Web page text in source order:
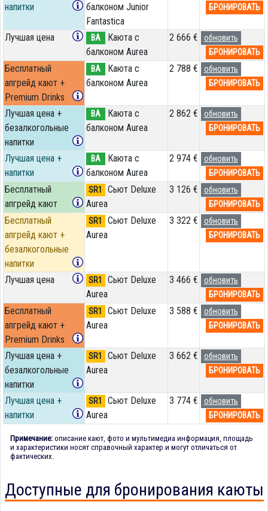
напитки
балконом Junior
Fantastica
БРОНИРОВАТЬ
Лучшая цена BA
Каюта с
балконом Aurea
2 666 €
обновить
БРОНИРОВАТЬ
Бесплатный
апгрейд кают +
Premium Drinks
BA
Каюта с
балконом Aurea
2 788 €
обновить
БРОНИРОВАТЬ
Лучшая цена +
безалкогольные
напитки
BA
Каюта с
балконом Aurea
2 862 €
обновить
БРОНИРОВАТЬ
Лучшая цена +
напитки
BA
Каюта с
балконом Aurea
2 974 €
обновить
БРОНИРОВАТЬ
Бесплатный
апгрейд кают
SR1
Сьют Deluxe
Aurea
3 126 €
обновить
БРОНИРОВАТЬ
Бесплатный
апгрейд кают +
безалкогольные
напитки
SR1
Сьют Deluxe
Aurea
3 322 €
обновить
БРОНИРОВАТЬ
Лучшая цена SR1
Сьют Deluxe
Aurea
3 466 €
обновить
БРОНИРОВАТЬ
Бесплатный
апгрейд кают +
Premium Drinks
SR1
Сьют Deluxe
Aurea
3 588 €
обновить
БРОНИРОВАТЬ
Лучшая цена +
безалкогольные
напитки
SR1
Сьют Deluxe
Aurea
3 662 €
обновить
БРОНИРОВАТЬ
Лучшая цена +
напитки
SR1
Сьют Deluxe
Aurea
3 774 €
обновить
БРОНИРОВАТЬ
Примечание: описание кают, фото и мультимедиа информация, площадь
и характеристики носят справочный характер и могут отличаться от
фактических.
Доступные для бронирования каюты